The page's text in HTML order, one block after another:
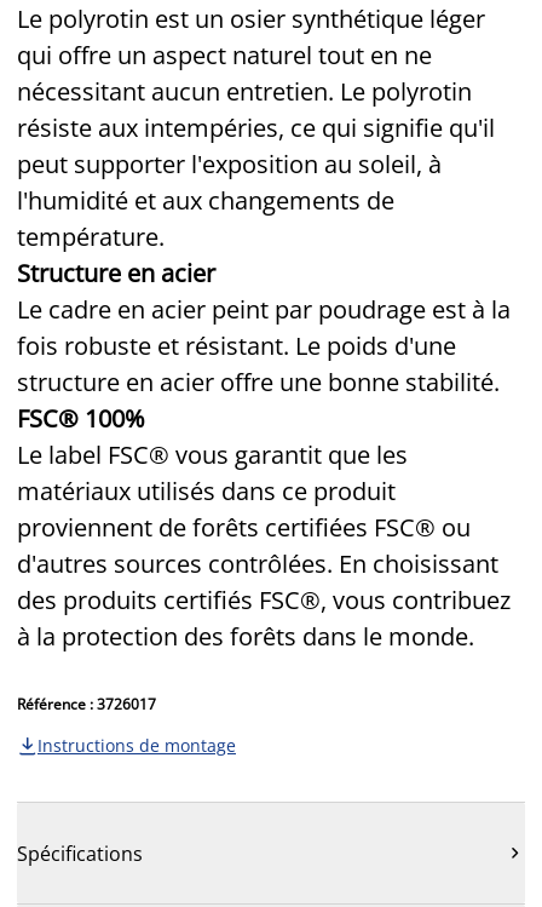
Le polyrotin est un osier synthétique léger
qui offre un aspect naturel tout en ne
nécessitant aucun entretien. Le polyrotin
résiste aux intempéries, ce qui signifie qu'il
peut supporter l'exposition au soleil, à
l'humidité et aux changements de
température.
Structure en acier
Le cadre en acier peint par poudrage est à la
fois robuste et résistant. Le poids d'une
structure en acier offre une bonne stabilité.
FSC® 100%
Le label FSC® vous garantit que les
matériaux utilisés dans ce produit
proviennent de forêts certifiées FSC® ou
d'autres sources contrôlées. En choisissant
des produits certifiés FSC®, vous contribuez
à la protection des forêts dans le monde.
Référence : 3726017
 Instructions de montage
Spécifications 